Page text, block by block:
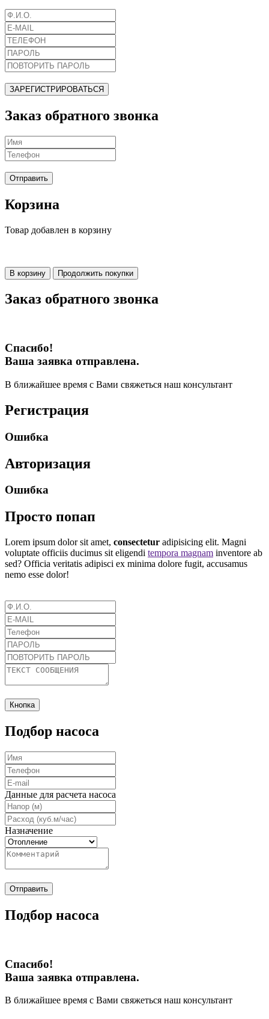
ЗАРЕГИСТРИРОВАТЬСЯ
Заказ обратного звонка
Отправить
Корзина
Товар добавлен в корзину
В корзину Продолжить покупки
Заказ обратного звонка
Спасибо!
Ваша заявка отправлена.
В ближайшее время с Вами свяжеться наш консультант
Регистрация
Ошибка
Авторизация
Ошибка
Просто попап
Lorem ipsum dolor sit amet, consectetur adipisicing elit. Magni
voluptate officiis ducimus sit eligendi tempora magnam inventore ab
sed? Officia veritatis adipisci ex minima dolore fugit, accusamus
nemo esse dolor!
Кнопка
Подбор насоса
Данные для расчета насоса
Назначение
Отправить
Подбор насоса
Спасибо!
Ваша заявка отправлена.
В ближайшее время с Вами свяжеться наш консультант